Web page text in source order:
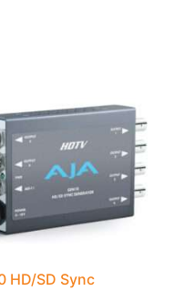
HD/SD Sync